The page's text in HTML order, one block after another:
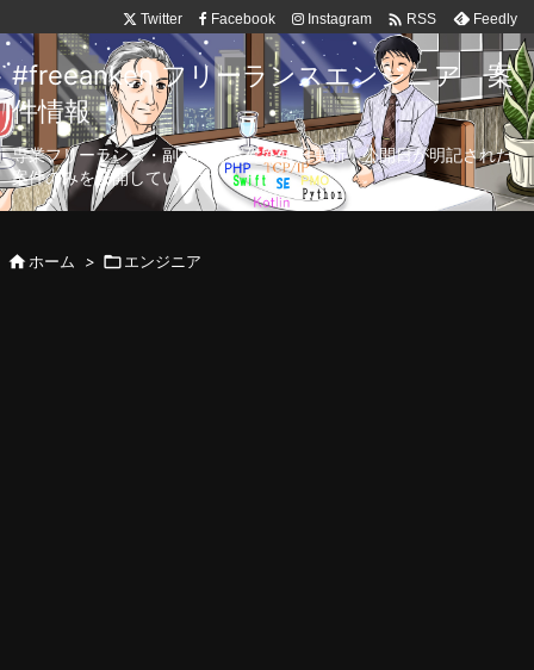
Twitter Facebook Instagram  RSS Feedly
#freeanken フリーランスエンジニア 案
件情報
専業フリーランス・副業向け案件を毎日更新！公開日が明記された
案件のみを公開しています。
ホーム > エンジニア